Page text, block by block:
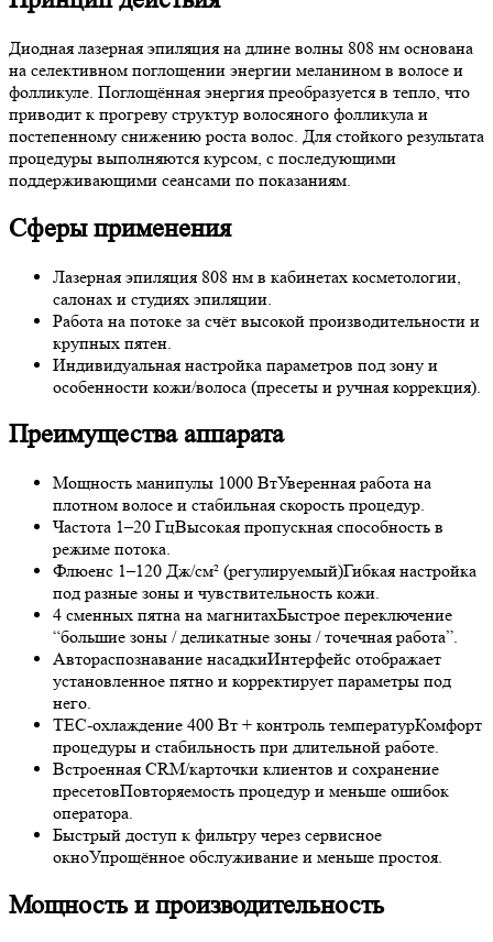
Диодная лазерная эпиляция на длине волны 808 нм основана
на селективном поглощении энергии меланином в волосе и
фолликуле. Поглощённая энергия преобразуется в тепло, что
приводит к прогреву структур волосяного фолликула и
постепенному снижению роста волос. Для стойкого результата
процедуры выполняются курсом, с последующими
поддерживающими сеансами по показаниям.
Сферы применения
Лазерная эпиляция 808 нм в кабинетах косметологии,
салонах и студиях эпиляции.
Работа на потоке за счёт высокой производительности и
крупных пятен.
Индивидуальная настройка параметров под зону и
особенности кожи/волоса (пресеты и ручная коррекция).
Преимущества аппарата
Мощность манипулы 1000 ВтУверенная работа на
плотном волосе и стабильная скорость процедур.
Частота 1–20 ГцВысокая пропускная способность в
режиме потока.
Флюенс 1–120 Дж/см² (регулируемый)Гибкая настройка
под разные зоны и чувствительность кожи.
4 сменных пятна на магнитахБыстрое переключение
“большие зоны / деликатные зоны / точечная работа”.
Автораспознавание насадкиИнтерфейс отображает
установленное пятно и корректирует параметры под
него.
TEC-охлаждение 400 Вт + контроль температурКомфорт
процедуры и стабильность при длительной работе.
Встроенная CRM/карточки клиентов и сохранение
пресетовПовторяемость процедур и меньше ошибок
оператора.
Быстрый доступ к фильтру через сервисное
окноУпрощённое обслуживание и меньше простоя.
Мощность и производительность